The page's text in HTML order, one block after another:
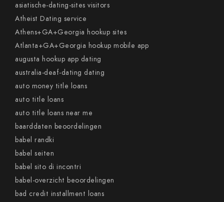
asiatische-dating-sites visitors
Atheist Dating service
Athens+GA+Georgia hookup sites
Atlanta+GA+Georgia hookup mobile app
augusta hookup app dating
australia-deaf-dating dating
auto money title loans
auto title loans
auto title loans near me
baarddaten beoordelingen
babel randki
babel seiten
babel sito di incontri
babel-overzicht beoordelingen
bad credit installment loans